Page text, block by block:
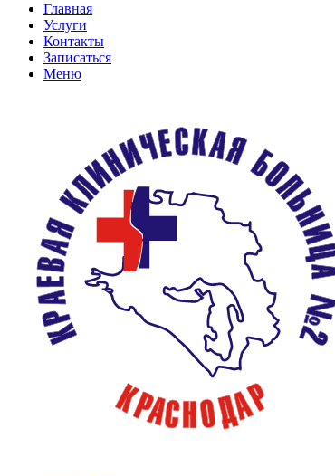
Главная
Услуги
Контакты
Записаться
Меню